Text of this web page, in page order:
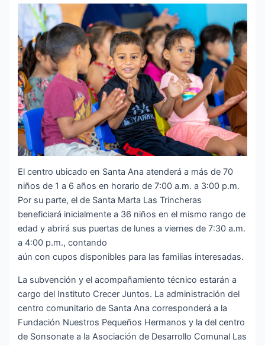
El centro ubicado en Santa Ana atenderá a más de 70
niños de 1 a 6 años en horario de 7:00 a.m. a 3:00 p.m.
Por su parte, el de Santa Marta Las Trincheras
beneficiará inicialmente a 36 niños en el mismo rango de
edad y abrirá sus puertas de lunes a viernes de 7:30 a.m.
a 4:00 p.m., contando
aún con cupos disponibles para las familias interesadas.
La subvención y el acompañamiento técnico estarán a
cargo del Instituto Crecer Juntos. La administración del
centro comunitario de Santa Ana corresponderá a la
Fundación Nuestros Pequeños Hermanos y la del centro
de Sonsonate a la Asociación de Desarrollo Comunal Las